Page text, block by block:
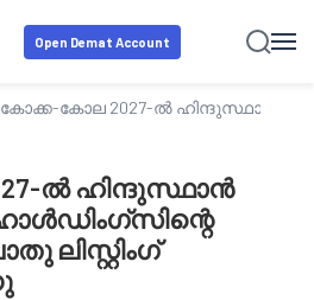
Open Demat Account
കോക്ക-കോല 2027-ൽ ഹിന്ദുസ്ഥാൻ
ൽ ഹിന്ദുസ്ഥാൻ
ലിസ്റ്റിംഗ്